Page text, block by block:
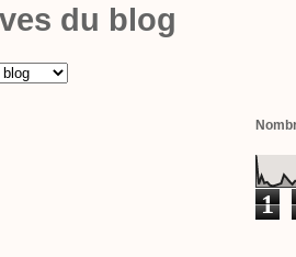
du blog
1